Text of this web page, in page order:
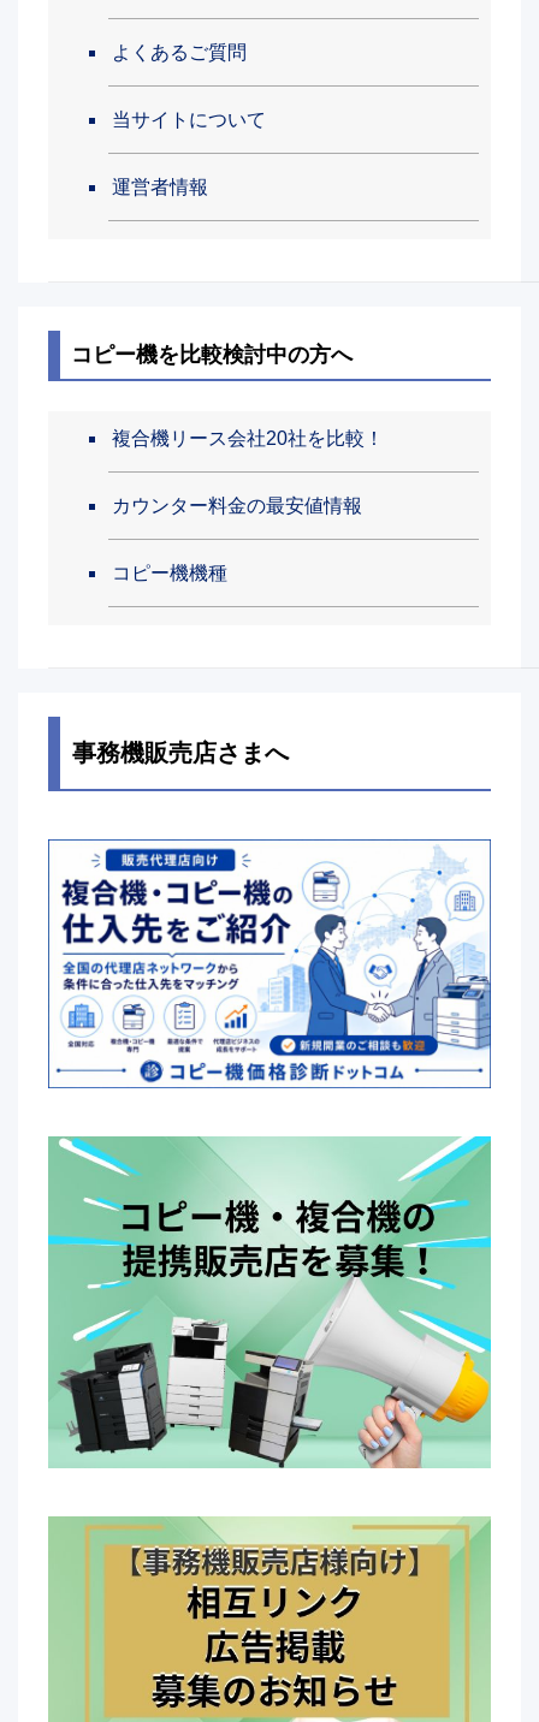
よくあるご質問
当サイトについて
運営者情報
コピー機を比較検討中の方へ
複合機リース会社20社を比較！
カウンター料金の最安値情報
コピー機機種
事務機販売店さまへ